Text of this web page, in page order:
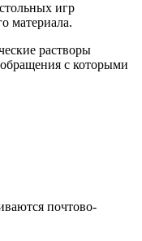
игр
материала.
растворы
с которыми
почтово-